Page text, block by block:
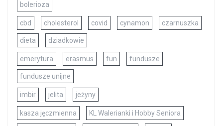
bolerioza
cbd cholesterol covid cynamon czarnuszka
dieta dziadkowie
emerytura erasmus fun fundusze
fundusze unijne
imbir jelita jeżyny
kasza jęczmienna KL Walerianki i Hobby Seniora